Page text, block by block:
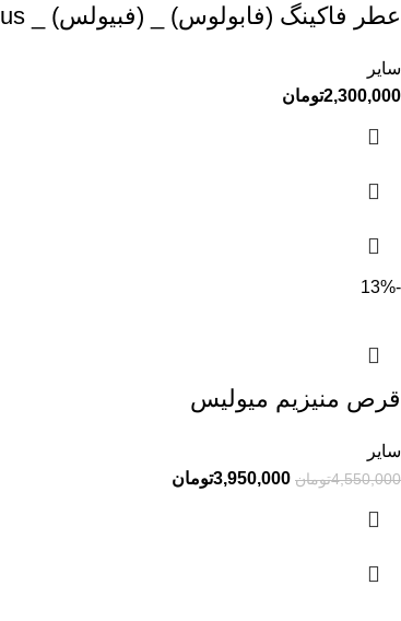
عطر فاکینگ (فابولوس) _ (فبیولس) _ TOM FORD – F**king Fabulous
سایر
2,300,000تومان
-13%
قرص منیزیم میولیس
سایر
4,550,000تومان 3,950,000تومان